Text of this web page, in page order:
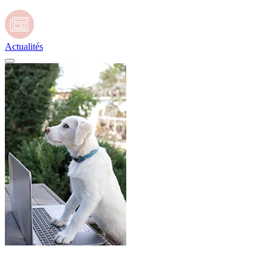
Actualités